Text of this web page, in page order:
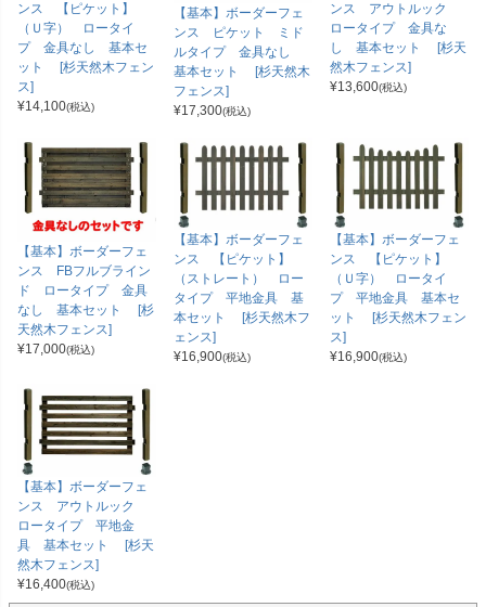
ンス 【ピケット】
（Ｕ字） ロータイ
プ 金具なし 基本セ
ット [杉天然木フェン
ス]
¥14,100(税込)
【基本】ボーダーフェ
ンス ピケット ミド
ルタイプ 金具なし
基本セット [杉天然木
フェンス]
¥17,300(税込)
ンス アウトルック
ロータイプ 金具な
し 基本セット [杉天
然木フェンス]
¥13,600(税込)
【基本】ボーダーフェ
ンス FBフルブライン
ド ロータイプ 金具
なし 基本セット [杉
天然木フェンス]
¥17,000(税込)
【基本】ボーダーフェ
ンス 【ピケット】
（ストレート） ロー
タイプ 平地金具 基
本セット [杉天然木フ
ェンス]
¥16,900(税込)
【基本】ボーダーフェ
ンス 【ピケット】
（Ｕ字） ロータイ
プ 平地金具 基本セ
ット [杉天然木フェン
ス]
¥16,900(税込)
【基本】ボーダーフェ
ンス アウトルック
ロータイプ 平地金
具 基本セット [杉天
然木フェンス]
¥16,400(税込)